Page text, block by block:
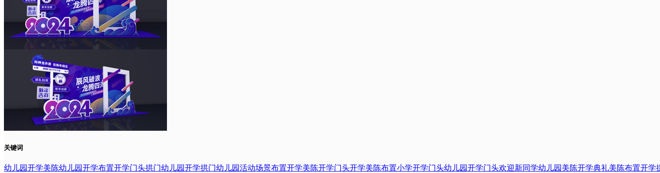
关键词
幼儿园开学美陈幼儿园开学布置开学门头拱门幼儿园开学拱门幼儿园活动场景布置开学美陈开学门头开学美陈布置小学开学门头幼儿园开学门头欢迎新同学幼儿园美陈开学典礼美陈布置开学